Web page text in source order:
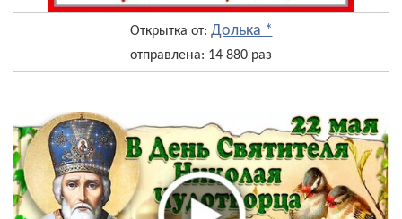
Открытка от: Долька *
отправлена: 14 880 раз